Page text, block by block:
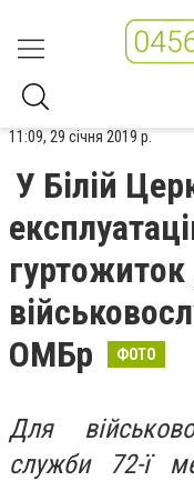
11:09, 29 січня 2019 р.
У Білій
ОМБр
ФОТО
Для
служби 72-ї